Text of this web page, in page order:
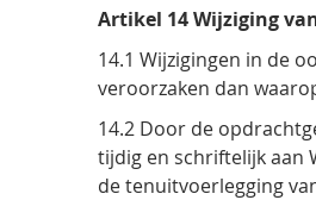
Artikel 14 Wijziging
14.1 Wijzigingen in de
veroorzaken dan
14.2 Door de
tijdig en schriftelijk aan
de tenuitvoerlegging